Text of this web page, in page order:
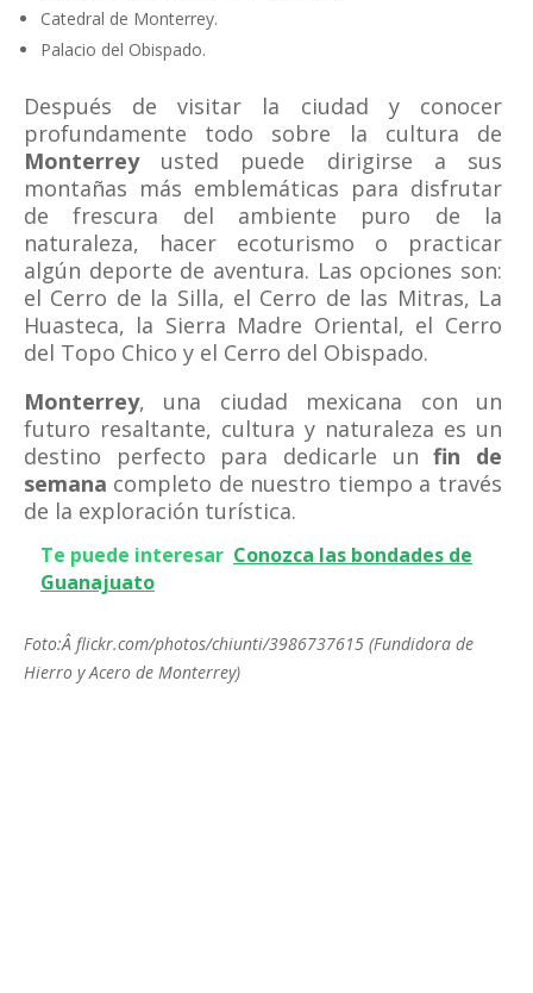
Catedral de Monterrey.
Palacio del Obispado.
Después de visitar la ciudad y conocer
profundamente todo sobre la cultura de
Monterreyusted puede dirigirse a sus
montañas más emblemáticas para disfrutar
de frescura del ambiente puro de la
naturaleza, hacer ecoturismo o practicar
algún deporte de aventura. Las opciones son:
el Cerro de la Silla, el Cerro de las Mitras, La
Huasteca, la Sierra Madre Oriental, el Cerro
del Topo Chico y el Cerro del Obispado.
Monterrey, una ciudad mexicana con un
futuro resaltante, cultura y naturaleza es un
destino perfecto para dedicarle unfin de
semana completo de nuestro tiempo a través
de la exploración turística.
Te puede interesar Conozca las bondades de
Guanajuato
Foto:Â flickr.com/photos/chiunti/3986737615 (Fundidora de
Hierro y Acero de Monterrey)